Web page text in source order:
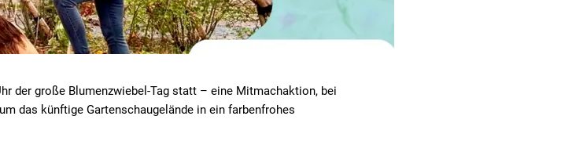
der große Blumenzwiebel-Tag statt – eine Mitmachaktion, bei
das künftige Gartenschaugelände in ein farbenfrohes